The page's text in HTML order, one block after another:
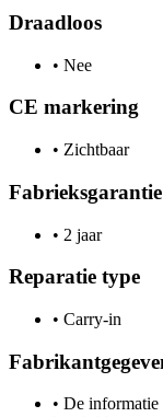
Draadloos
• Nee
CE markering
• Zichtbaar
• 2 jaar
Reparatie type
• Carry-in
• De informatie